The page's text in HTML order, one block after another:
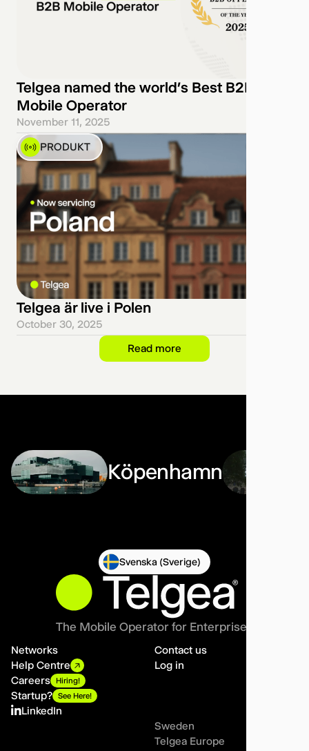
Telgea named the world’s Best B2B
Mobile Operator
November 11, 2025
PRODUKT
Telgea är live i Polen
October 30, 2025
Read more
Köpenhamn
Svenska (Sverige)
The Mobile Operator for Enterprises
Networks
Help Centre
Careers
Hiring!
Startup? See Here!
Contact us
Log in
LinkedIn
Sweden
Telgea Europe